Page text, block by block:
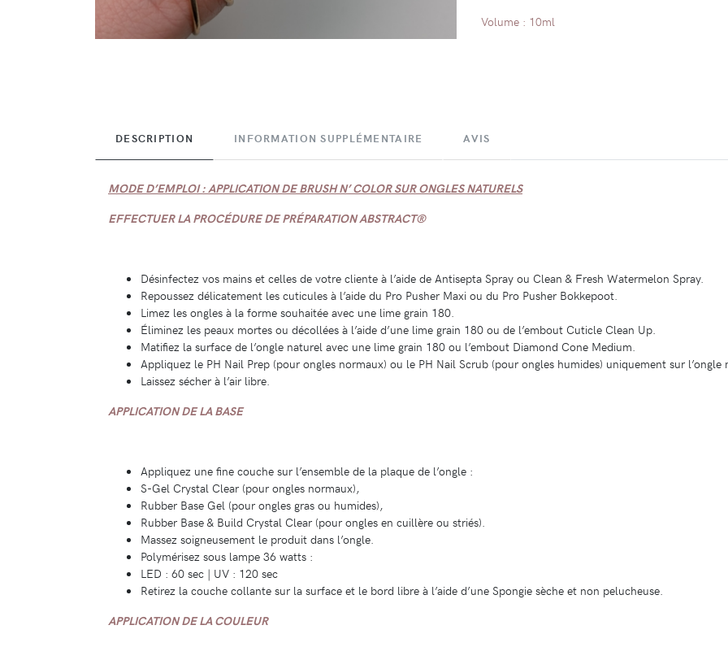
Volume : 10ml
DESCRIPTION INFORMATION SUPPLÉMENTAIRE AVIS
MODE D’EMPLOI : APPLICATION DE BRUSH N’ COLOR SUR ONGLES NATURELS
EFFECTUER LA PROCÉDURE DE PRÉPARATION ABSTRACT®
Désinfectez vos mains et celles de votre cliente à l’aide de Antisepta Spray ou Clean & Fresh Watermelon Spray.
Repoussez délicatement les cuticules à l’aide du Pro Pusher Maxi ou du Pro Pusher Bokkepoot.
Limez les ongles à la forme souhaitée avec une lime grain 180.
Éliminez les peaux mortes ou décollées à l’aide d’une lime grain 180 ou de l’embout Cuticle Clean Up.
Matifiez la surface de l’ongle naturel avec une lime grain 180 ou l’embout Diamond Cone Medium.
Appliquez le PH Nail Prep (pour ongles normaux) ou le PH Nail Scrub (pour ongles humides) uniquement sur l’ongle
Laissez sécher à l’air libre.
APPLICATION DE LA BASE
Appliquez une fine couche sur l’ensemble de la plaque de l’ongle :
S-Gel Crystal Clear (pour ongles normaux),
Rubber Base Gel (pour ongles gras ou humides),
Rubber Base & Build Crystal Clear (pour ongles en cuillère ou striés).
Massez soigneusement le produit dans l’ongle.
Polymérisez sous lampe 36 watts :
LED : 60 sec | UV : 120 sec
Retirez la couche collante sur la surface et le bord libre à l’aide d’une Spongie sèche et non pelucheuse.
APPLICATION DE LA COULEUR